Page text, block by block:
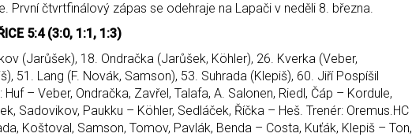
První čtvrtfinálový zápas se odehraje na Lapači v neděli 8. března.
5:4 (3:0, 1:1, 1:3)
(Jarůšek), 18. Ondračka (Jarůšek, Köhler), 26. Kverka (Veber,
51. Lang (F. Novák, Samson), 53. Suhrada (Klepiš), 60. Jiří Pospíšil
– Veber, Ondračka, Zavřel, Talafa, A. Salonen, Riedl, Čáp – Kordule,
Sadovikov, Paukku – Köhler, Sedláček, Říčka – Heš. Trenér: Oremus.HC
Koštoval, Samson, Tomov, Pavlák, Benda – Costa, Kuťák, Klepiš – Ton,